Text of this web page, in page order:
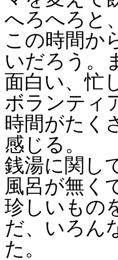
へろへろと
この時間か
いだろう。
面白い、忙
ボランティ
時間がたく
感じる。
銭湯に関し
風呂が無く
珍しいもの
だ、いろん
た。